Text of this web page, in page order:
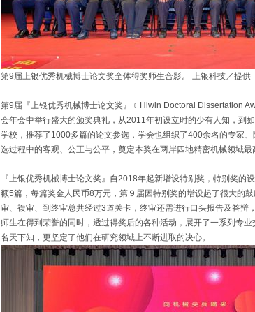
第9届上银优秀机械博士论文奖全体得奖师生合影。 上银科技／提供
第9届『上银优秀机械博士论文奖』﹝Hiwin Doctoral Dissertation
会年会中举行盛大的颁奖典礼，从2011年初设立时的少有人知，到
学校，推荐了1000多篇的论文参选，学会也组织了400余名的专家
选过程中的客观、公正与公平，奠定本奖在两岸四地精密机械领域最
『上银优秀机械博士论文奖』自2018年起新增设特别奖，特别奖
额5篇，每篇奖金人民币8万元，第９届因特别奖的增设起了很大的
审、複审、到终审总共经过3道关卡，终审还需进行口头报告及答
师生在得到荣誉的同时，透过得奖后的各种活动，展开了一系列专
名天下知，更坚定了他们在研究领域上不断进取的决心。